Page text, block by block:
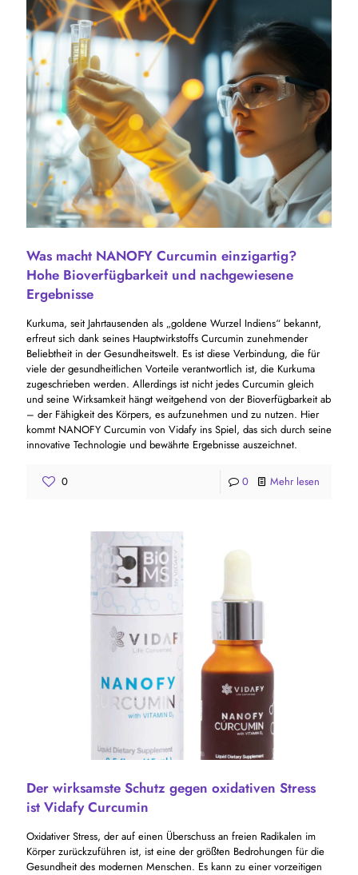
Was macht NANOFY Curcumin einzigartig?
Hohe Bioverfügbarkeit und nachgewiesene
Ergebnisse
Kurkuma, seit Jahrtausenden als „goldene Wurzel Indiens“ bekannt,
erfreut sich dank seines Hauptwirkstoffs Curcumin zunehmender
Beliebtheit in der Gesundheitswelt. Es ist diese Verbindung, die für
viele der gesundheitlichen Vorteile verantwortlich ist, die Kurkuma
zugeschrieben werden. Allerdings ist nicht jedes Curcumin gleich
und seine Wirksamkeit hängt weitgehend von der Bioverfügbarkeit ab
– der Fähigkeit des Körpers, es aufzunehmen und zu nutzen. Hier
kommt NANOFY Curcumin von Vidafy ins Spiel, das sich durch seine
innovative Technologie und bewährte Ergebnisse auszeichnet.
0 0 Mehr lesen
Der wirksamste Schutz gegen oxidativen Stress
ist Vidafy Curcumin
Oxidativer Stress, der auf einen Überschuss an freien Radikalen im
Körper zurückzuführen ist, ist eine der größten Bedrohungen für die
Gesundheit des modernen Menschen. Es kann zu einer vorzeitigen